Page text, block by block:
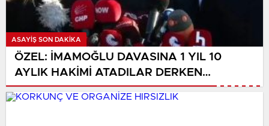
ASAYIŞ SON DAKİKA
ÖZEL: İMAMOĞLU DAVASINA 1 YIL 10
AYLIK HAKİMİ ATADILAR DERKEN
KENDİSİNİ KANTARA KOYDUĞUNUN
ELBETTE FARKINDA!